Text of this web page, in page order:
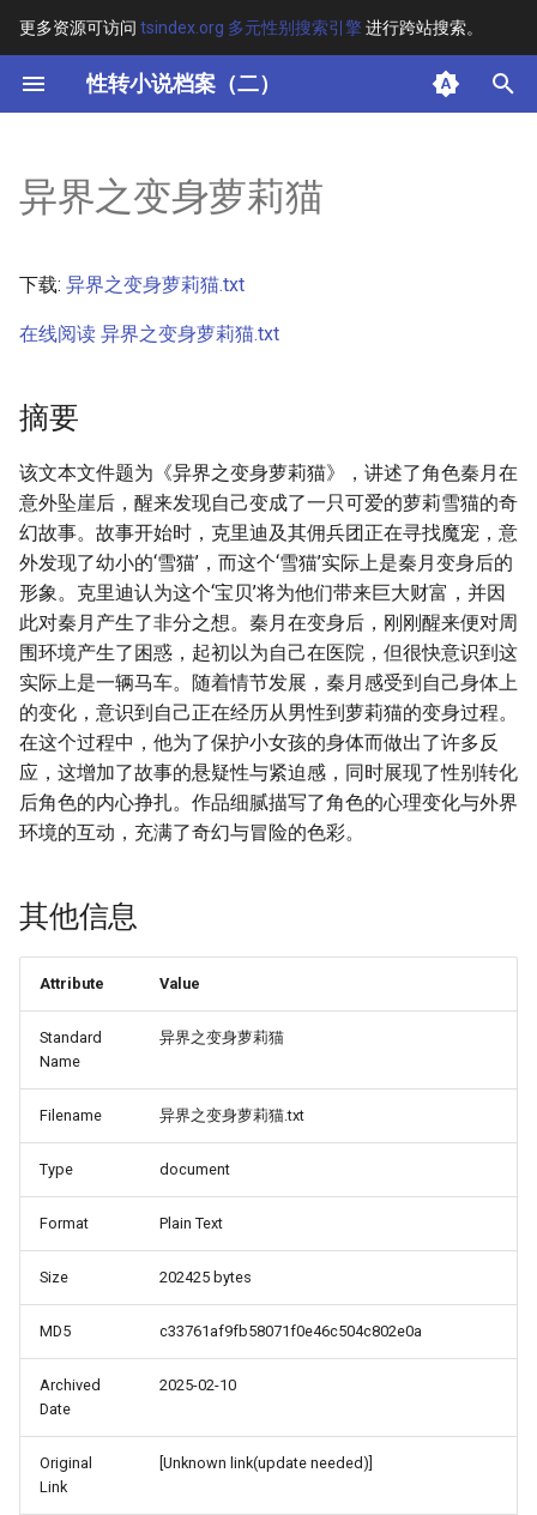
更多资源可访问 tsindex.org 多元性别搜索引擎进行跨站搜索。
性转小说档案（二）
键
开
搜
索
其他信息
正文
异界之变身萝莉猫
下载: 异界之变身萝莉猫.txt
在线阅读 异界之变身萝莉猫.txt
摘要
该文本文件题为《异界之变身萝莉猫》，讲述了角色秦月在
意外坠崖后，醒来发现自己变成了一只可爱的萝莉雪猫的奇
幻故事。故事开始时，克里迪及其佣兵团正在寻找魔宠，意
外发现了幼小的‘雪猫’，而这个‘雪猫’实际上是秦月变身后的
形象。克里迪认为这个‘宝贝’将为他们带来巨大财富，并因
此对秦月产生了非分之想。秦月在变身后，刚刚醒来便对周
围环境产生了困惑，起初以为自己在医院，但很快意识到这
实际上是一辆马车。随着情节发展，秦月感受到自己身体上
的变化，意识到自己正在经历从男性到萝莉猫的变身过程。
在这个过程中，他为了保护小女孩的身体而做出了许多反
应，这增加了故事的悬疑性与紧迫感，同时展现了性别转化
后角色的内心挣扎。作品细腻描写了角色的心理变化与外界
环境的互动，充满了奇幻与冒险的色彩。
其他信息
Attribute Value
Standard
Name
异界之变身萝莉猫
Filename 异界之变身萝莉猫.txt
Type document
Format Plain Text
Size 202425 bytes
MD5 c33761af9fb58071f0e46c504c802e0a
Archived
Date
2025-02-10
Original
Link
[Unknown link(update needed)]